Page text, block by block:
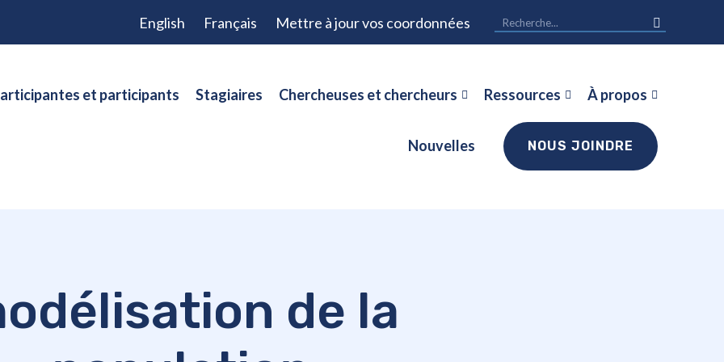
English Français Mettre à jour vos coordonnées
et participants Stagiaires Chercheuses et chercheurs Ressources À propos
Nouvelles NOUS JOINDRE
de la